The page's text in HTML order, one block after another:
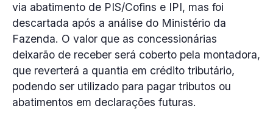
via abatimento de PIS/Cofins e IPI, mas foi
descartada após a análise do Ministério da
Fazenda. O valor que as concessionárias
deixarão de receber será coberto pela montadora,
que reverterá a quantia em crédito tributário,
podendo ser utilizado para pagar tributos ou
abatimentos em declarações futuras.